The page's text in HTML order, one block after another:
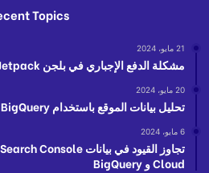
Topics
21 مايو، 2024
مشكلة الدفع الإجباري في بلجن Jetpack بعد التحديث
20 مايو، 2024
تحليل بيانات الموقع باستخدام BigQuery: دليل شامل للأوامر التحليلية
6 مايو، 2024
Cloud و BigQuery